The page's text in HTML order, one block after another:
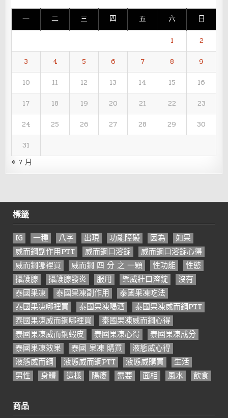
一 二 三 四 五 六 日
1
2
3
4 5 6 7 8
9
10
11 12 13 14 15
16
17
18 19 20 21 22
23
24
25 26 27 28 29
30
31
« 7 月
標籤
IG 一種 八字 出現 功能障礙 因為
如果
威而鋼副作用PTT
威而鋼口溶錠
威而鋼口溶錠心得
威而鋼哪裡買
威而鋼 四 分 之 一顆 性功能
性慾
攝護腺
攝護腺發炎 服用 樂威壯口溶錠
沒有
泰國果凍
泰國果凍副作用
泰國果凍吃法
泰國果凍哪裡買
泰國果凍喝酒
泰國果凍威而鋼PTT
泰國果凍威而鋼哪裡買
泰國果凍威而鋼心得
泰國果凍威而鋼蝦皮
泰國果凍心得
泰國果凍成分
泰國果凍效果
泰國 果凍 購買
液態威心得
液態威而鋼
液態威而鋼PTT 液態威購買
生活
男性
身體 這樣 陽痿 需要 面相 風水 飲食
商品